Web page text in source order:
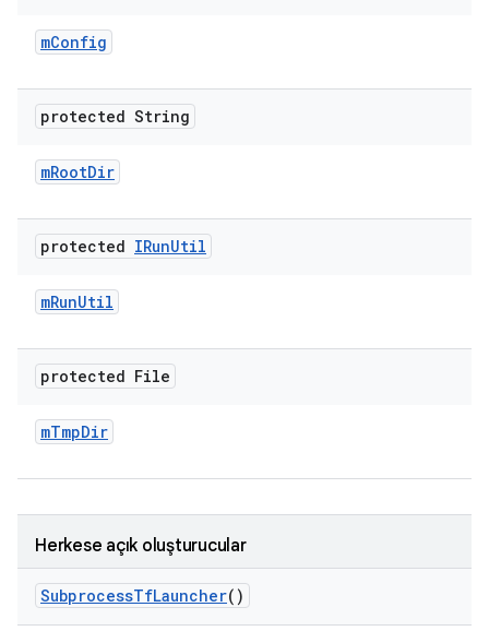
mConfig
protected String
mRootDir
protected IRunUtil
mRunUtil
protected File
mTmpDir
Herkese açık oluşturucular
SubprocessTfLauncher()